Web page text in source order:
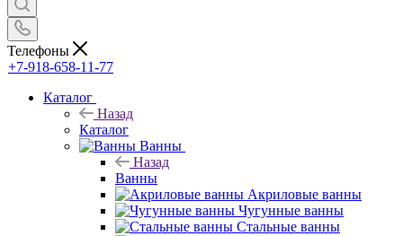
Телефоны
+7-918-658-11-77
Каталог
Назад
Каталог
Ванны
Назад
Ванны
Акриловые ванны
Чугунные ванны
Стальные ванны